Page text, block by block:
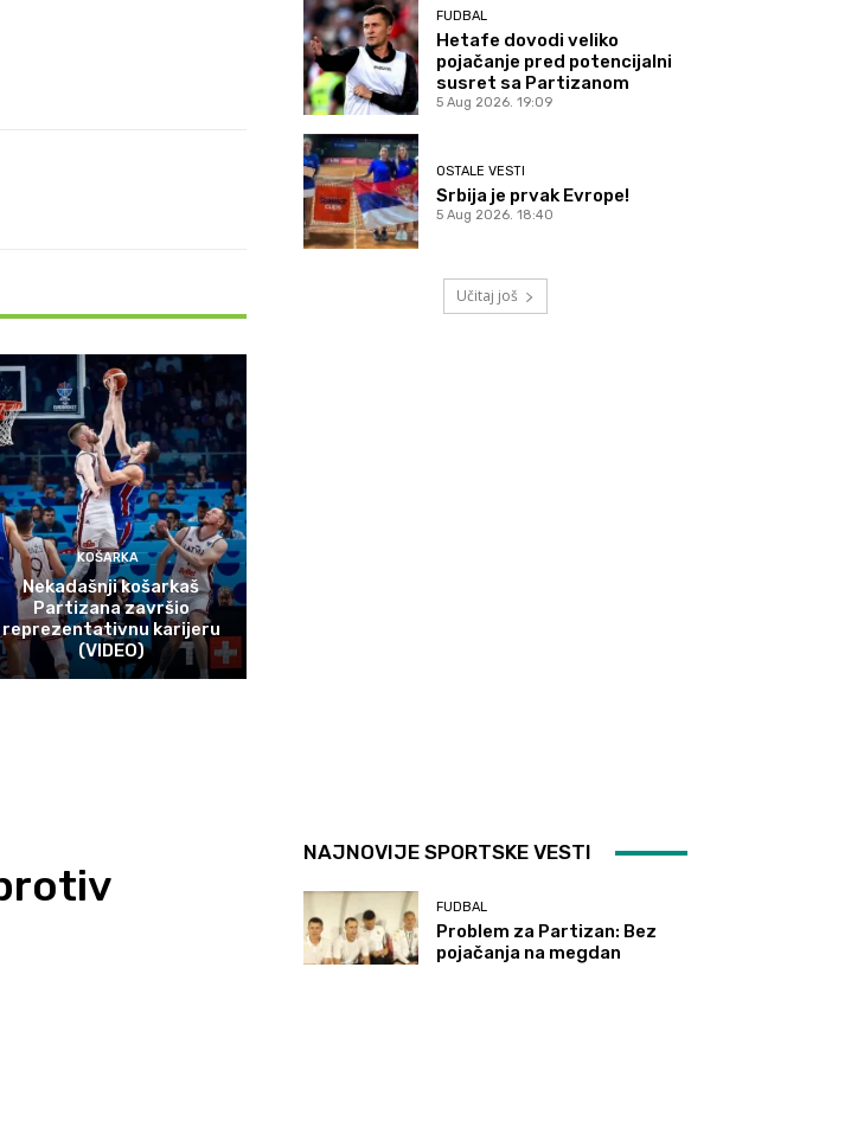
KOŠARKA
Nekadašnji košarkaš
Partizana završio
reprezentativnu karijeru
(VIDEO)
FUDBAL
Hetafe dovodi veliko
pojačanje pred potencijalni
susret sa Partizanom
5 Aug 2026. 19:09
OSTALE VESTI
Srbija je prvak Evrope!
5 Aug 2026. 18:40
Učitaj još